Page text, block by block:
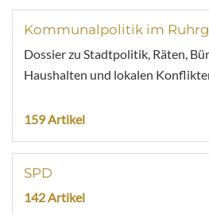
Kommunalpolitik im
Dossier zu Stadtpolitik, Räten,
Haushalten und lokalen
159 Artikel
SPD
142 Artikel